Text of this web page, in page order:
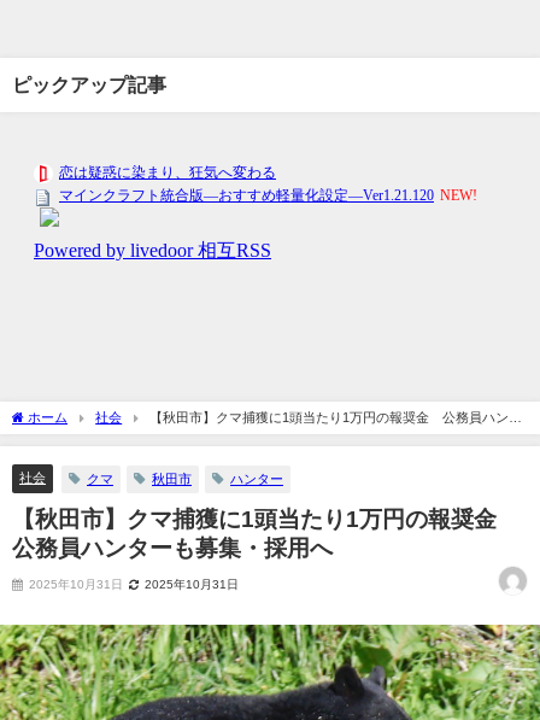
ピックアップ記事
ホーム 社会
【秋田市】クマ捕獲に1頭当たり1万円の報奨金 公務員ハンタ
ーも募集・採用へ
社会 クマ 秋田市 ハンター
【秋田市】クマ捕獲に1頭当たり1万円の報奨金
公務員ハンターも募集・採用へ
2025年10月31日 2025年10月31日